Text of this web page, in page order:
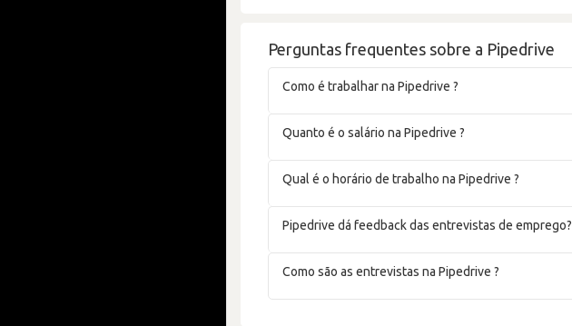
Perguntas frequentes sobre a Pipedrive
Como é trabalhar na Pipedrive ?
Quanto é o salário na Pipedrive ?
Qual é o horário de trabalho na Pipedrive ?
Pipedrive dá feedback das entrevistas de emprego?
Como são as entrevistas na Pipedrive ?